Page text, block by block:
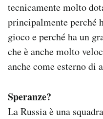
tecnicamente molto
principalmente perché
gioco e perché ha un
che è anche molto
anche come esterno di
Speranze?
La Russia è una